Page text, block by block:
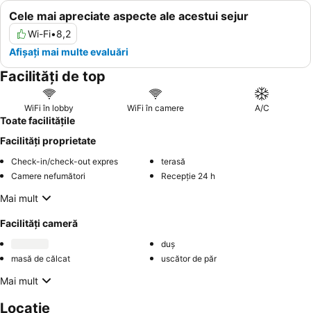
Cele mai apreciate aspecte ale acestui sejur
Wi-Fi•8,2
Afișați mai multe evaluări
Facilități de top
WiFi în lobby WiFi în camere A/C
Toate facilitățile
Facilități proprietate
Check-in/check-out expres
terasă
Camere nefumători
Recepție 24 h
Mai mult
Facilități cameră
duș
masă de călcat
uscător de păr
Mai mult
Locație